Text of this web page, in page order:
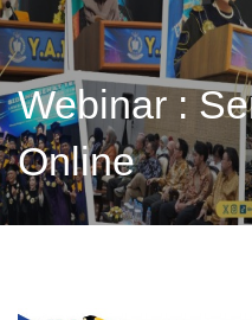
Webinar :
Online